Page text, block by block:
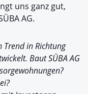
uns ganz gut,
AG.
in Richtung
Baut SÜBA AG